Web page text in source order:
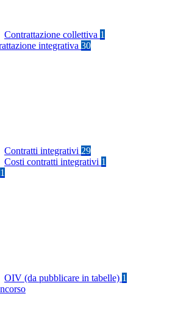
Contrattazione collettiva 1
integrativa 30
Contratti integrativi 29
Costi contratti integrativi 1
1
OIV (da pubblicare in tabelle) 1